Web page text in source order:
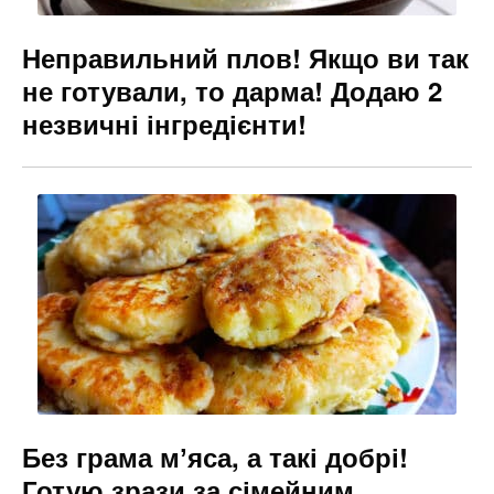
Неправильний плов! Якщо ви так
не готували, то дарма! Додаю 2
незвичні інгредієнти!
Без грама мʼяса, а такі добрі!